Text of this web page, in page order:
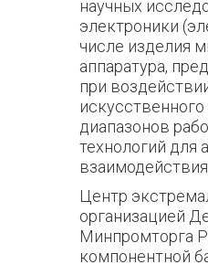
научных
электроники
числе изделия
аппаратура,
при
диапазонов
технологий для
Центр
организацией
Минпромторга
компонентной